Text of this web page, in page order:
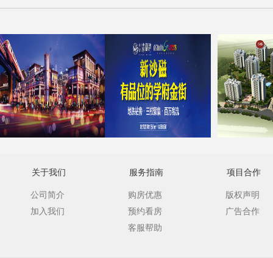
关于我们
公司简介
加入我们
服务指南
购房优惠
预约看房
客服帮助
项目合作
版权声明
广告合作